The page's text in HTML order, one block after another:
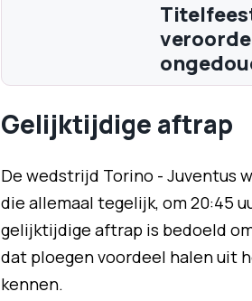
Gelijktijdige aftrap
De wedstrijd Torino - Juventus
die allemaal tegelijk, om 20:45
gelijktijdige aftrap is bedoeld
dat ploegen voordeel halen uit
kennen.